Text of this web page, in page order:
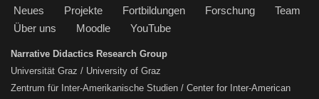
Neues Projekte Fortbildungen Forschung
Team
Über uns
Moodle YouTube
Narrative Didactics Research Group
Universität Graz / University of Graz
Zentrum für Inter-Amerikanische Studien / Center for Inter-American